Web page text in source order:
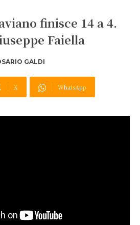
finisce 14 a 4.
Faiella
GALDI
X WhatsApp